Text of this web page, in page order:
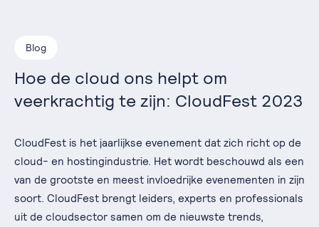
Blog
Hoe de cloud ons helpt om
veerkrachtig te zijn: CloudFest 2023
CloudFest is het jaarlijkse evenement dat zich richt op de
cloud- en hostingindustrie. Het wordt beschouwd als een
van de grootste en meest invloedrijke evenementen in zijn
soort. CloudFest brengt leiders, experts en professionals
uit de cloudsector samen om de nieuwste trends,